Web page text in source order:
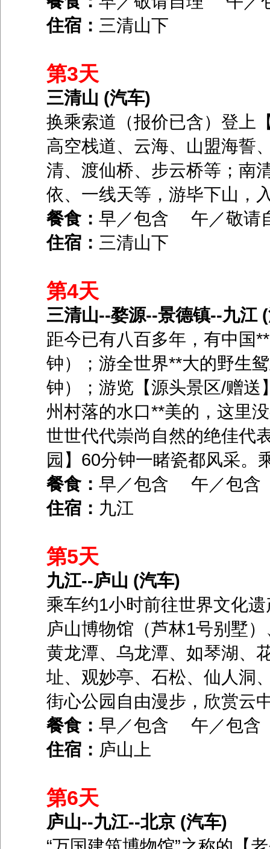
住宿： 三清山下
第3天
三清山 (汽车)
换乘索道（报价已含）登上
高空栈道、云海、山盟海誓
清、渡仙桥、步云桥等；南
依、一线天等，游毕下山，
餐食： 早／包含 午／敬
住宿： 三清山下
第4天
三清山--婺源--景德镇--九江
距今已有八百多年，有中国
钟）；游全世界**大的野生
钟）；游览【源头景区/赠送
州村落的水口**美的，这里
世世代代崇尚自然的绝佳代
园】60分钟一睹瓷都风采。
餐食： 早／包含 午／包
住宿： 九江
第5天
九江--庐山 (汽车)
乘车约1小时前往世界文化
庐山博物馆（芦林1号别墅
黄龙潭、乌龙潭、如琴湖、
址、观妙亭、石松、仙人洞
街心公园自由漫步，欣赏云
餐食： 早／包含 午／包
住宿： 庐山上
第6天
庐山--九江--北京 (汽车)